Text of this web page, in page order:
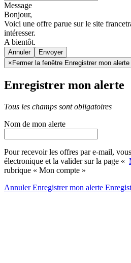
Message
Bonjour,
Voici une offre parue sur le site
intéresser.
A bientôt.
Annuler
× Fermer la fenêtre Enregistrer mon alerte
Enregistrer mon alerte
Tous les champs sont obligatoires
Nom de mon alerte
Pour recevoir les offres par e-mail,
électronique et la valider sur la page «
rubrique « Mon compte »
AnnulerEnregistrer mon alerte